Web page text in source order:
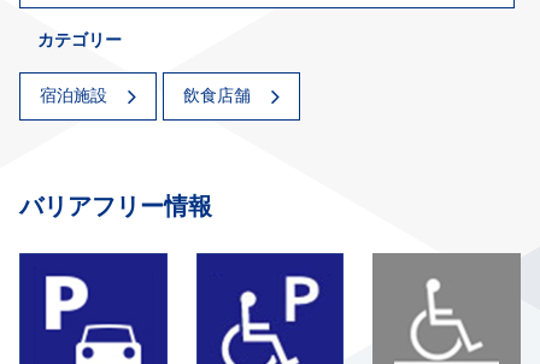
カテゴリー
宿泊施設 飲食店舗
バリアフリー情報